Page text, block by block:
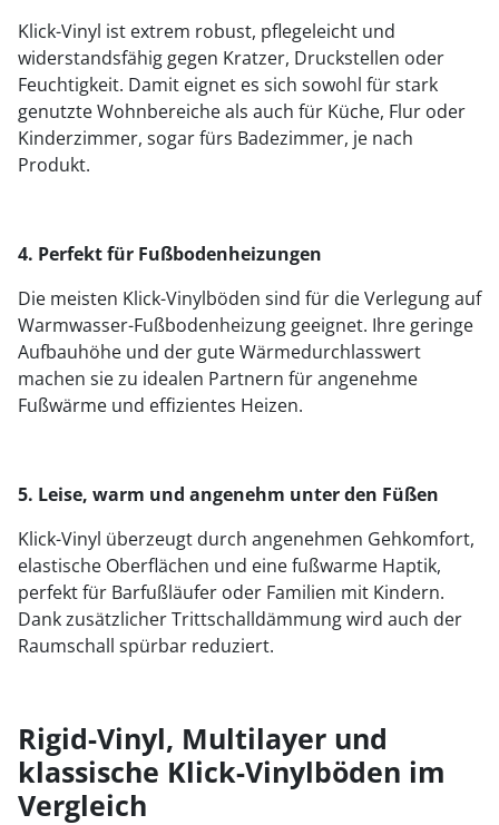
Klick-Vinyl ist extrem robust, pflegeleicht und
widerstandsfähig gegen Kratzer, Druckstellen oder
Feuchtigkeit. Damit eignet es sich sowohl für stark
genutzte Wohnbereiche als auch für Küche, Flur oder
Kinderzimmer, sogar fürs Badezimmer, je nach
Produkt.
4. Perfekt für Fußbodenheizungen
Die meisten Klick-Vinylböden sind für die Verlegung auf
Warmwasser-Fußbodenheizung geeignet. Ihre geringe
Aufbauhöhe und der gute Wärmedurchlasswert
machen sie zu idealen Partnern für angenehme
Fußwärme und effizientes Heizen.
5. Leise, warm und angenehm unter den Füßen
Klick-Vinyl überzeugt durch angenehmen Gehkomfort,
elastische Oberflächen und eine fußwarme Haptik,
perfekt für Barfußläufer oder Familien mit Kindern.
Dank zusätzlicher Trittschalldämmung wird auch der
Raumschall spürbar reduziert.
Rigid-Vinyl, Multilayer und
klassische Klick-Vinylböden im
Vergleich